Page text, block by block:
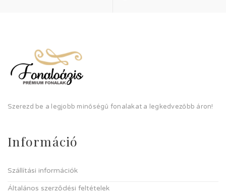
Szerezd be a legjobb minőségű fonalakat a legkedvezőbb áron!
Információ
Szállítási információk
Általános szerződési feltételek